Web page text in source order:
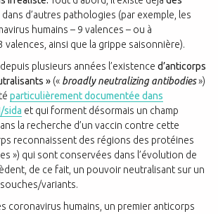
dans d’autres pathologies (par exemple, les
humains – 9 valences – ou à
valences, ainsi que la grippe saisonnière).
plusieurs années l’existence d’anticorps
» (« broadly neutralizing antibodies»)
particulièrement documentée dans
sida et qui forment désormais un champ
la recherche d’un vaccin contre cette
reconnaissent des régions des protéines
») qui sont conservées dans l’évolution de
de ce fait, un pouvoir neutralisant sur un
variants.
coronavirus humains, un premier anticorps